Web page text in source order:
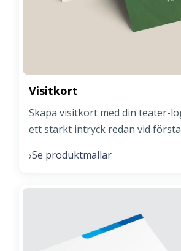
Visitkort
Skapa visitkort med din teater-
ett starkt intryck redan vid
›Se produktmallar